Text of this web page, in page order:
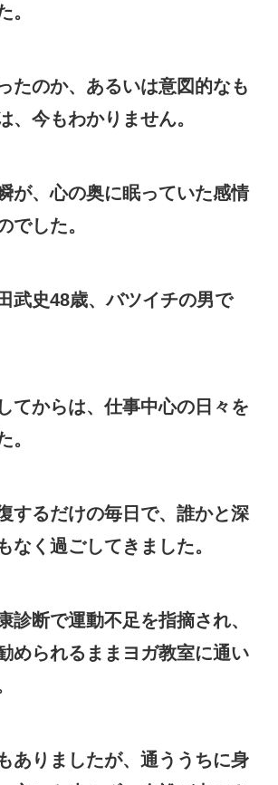
。
たのか、あるいは意図的なも
、今もわかりません。
が、心の奥に眠っていた感情
でした。
武史48歳、バツイチの男で
てからは、仕事中心の日々を
。
するだけの毎日で、誰かと深
なく過ごしてきました。
診断で運動不足を指摘され、
められるままヨガ教室に通い
ありましたが、通ううちに身